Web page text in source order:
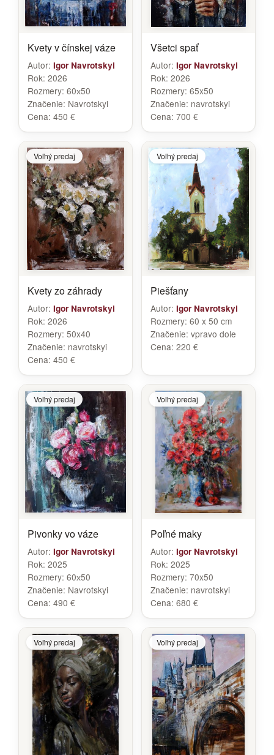
Kvety v čínskej váze
Autor: Igor Navrotskyi
Rok: 2026
Rozmery: 60х50
Značenie: Navrotskyi
Cena: 450 €
Všetci spať
Autor: Igor Navrotskyi
Rok: 2026
Rozmery: 65x50
Značenie: navrotskyi
Cena: 700 €
Voľný predaj
Kvety zo záhrady
Autor: Igor Navrotskyi
Rok: 2026
Rozmery: 50x40
Značenie: navrotskyi
Cena: 450 €
Voľný predaj
Piešťany
Autor: Igor Navrotskyi
Rozmery: 60 x 50 cm
Značenie: vpravo dole
Cena: 220 €
Voľný predaj
Pivonky vo váze
Autor: Igor Navrotskyi
Rok: 2025
Rozmery: 60х50
Značenie: Navrotskyi
Cena: 490 €
Voľný predaj
Poľné maky
Autor: Igor Navrotskyi
Rok: 2025
Rozmery: 70x50
Značenie: navrotskyi
Cena: 680 €
Voľný predaj Voľný predaj